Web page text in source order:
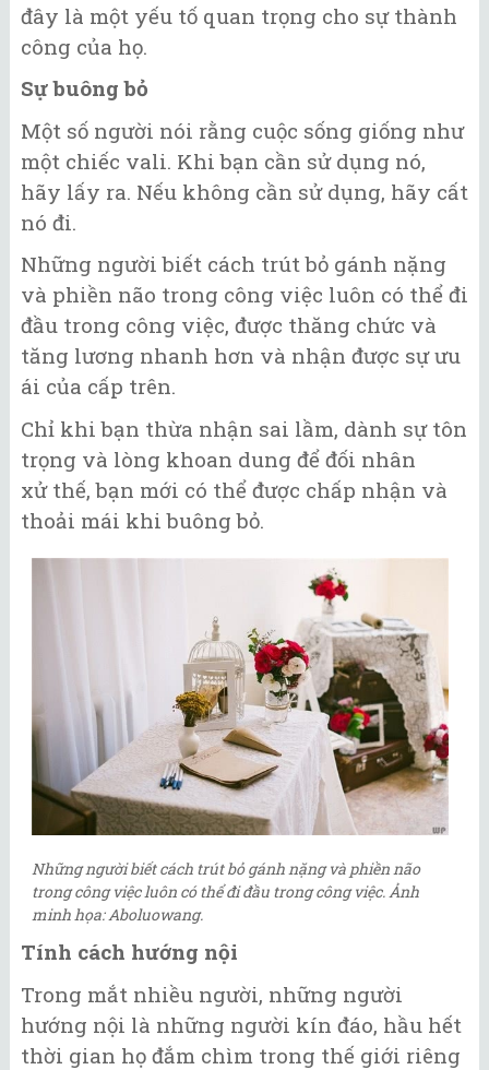
đây là một yếu tố quan trọng cho sự thành
công của họ.
Sự buông bỏ
Một số người nói rằng cuộc sống giống như
một chiếc vali. Khi bạn cần sử dụng nó,
hãy lấy ra. Nếu không cần sử dụng, hãy cất
nó đi.
Những người biết cách trút bỏ gánh nặng
và phiền não trong công việc luôn có thể đi
đầu trong công việc, được thăng chức và
tăng lương nhanh hơn và nhận được sự ưu
ái của cấp trên.
Chỉ khi bạn thừa nhận sai lầm, dành sự tôn
trọng và lòng khoan dung để đối nhân
xử thế, bạn mới có thể được chấp nhận và
thoải mái khi buông bỏ.
Những người biết cách trút bỏ gánh nặng và phiền não
trong công việc luôn có thể đi đầu trong công việc. Ảnh
minh họa: Aboluowang.
Tính cách hướng nội
Trong mắt nhiều người, những người
hướng nội là những người kín đáo, hầu hết
thời gian họ đắm chìm trong thế giới riêng